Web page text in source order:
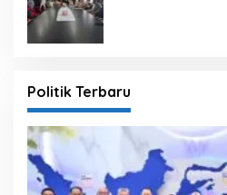
Politik Terbaru